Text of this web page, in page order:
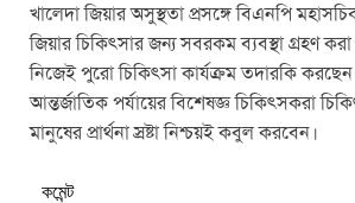
খালেদা জিয়ার অসুস্থতা প্রসঙ্গে বিএনপি
জিয়ার চিকিৎসার জন্য সবরকম ব্যবস্থা গ্রহণ
নিজেই পুরো চিকিৎসা কার্যক্রম তদারকি
আন্তর্জাতিক পর্যায়ের বিশেষজ্ঞ চিকিৎসকরা
মানুষের প্রার্থনা স্রষ্টা নিশ্চয়ই কবুল করবেন।
কমেন্ট